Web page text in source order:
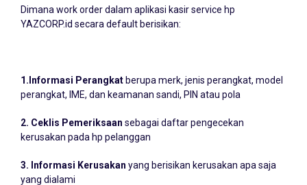
YAZCORP.id secara default berisikan:
perangkat, IME, dan keamanan sandi, PIN atau pola
kerusakan pada hp pelanggan
yang dialami